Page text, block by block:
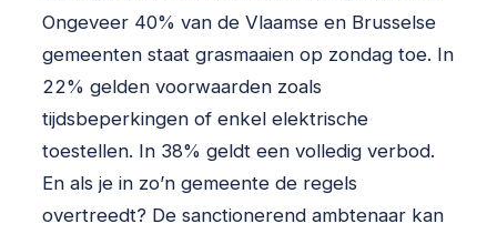
Ongeveer 40% van de Vlaamse en Brusselse
gemeenten staat grasmaaien op zondag toe. In
22% gelden voorwaarden zoals
tijdsbeperkingen of enkel elektrische
toestellen. In 38% geldt een volledig verbod.
En als je in zo’n gemeente de regels
overtreedt? De sanctionerend ambtenaar kan